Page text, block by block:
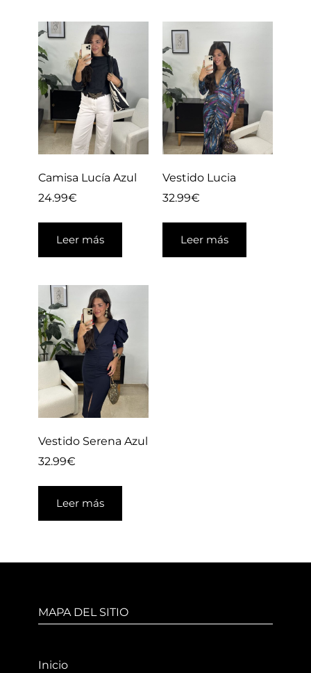
Camisa Lucía Azul
24.99€
Leer más
Vestido Lucia
32.99€
Leer más
Vestido Serena Azul
32.99€
Leer más
MAPA DEL SITIO
Inicio